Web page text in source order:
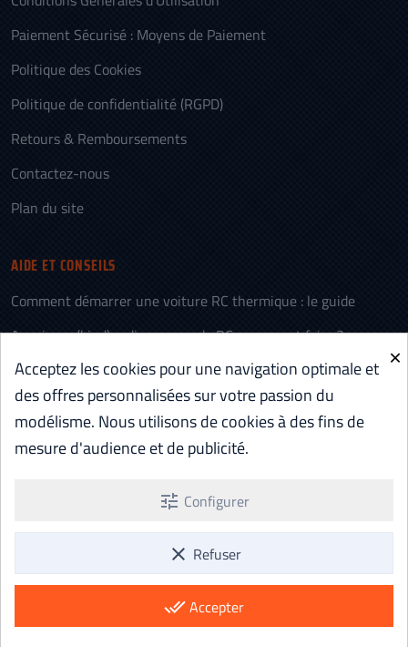
Paiement Sécurisé : Moyens de Paiement
Politique des Cookies
Politique de confidentialité (RGPD)
Retours & Remboursements
Contactez-nous
Plan du site
AIDE ET CONSEILS
Comment démarrer une voiture RC thermique : le guide
Appairage (bind) radiocommande RC : comment faire ?
L’histoire des voitures télécommandées (RC)
Voiture RC électrique ou thermique : comment choisir
Batterie RC LiPo vs NiMH : comparatif et quel choix
Voir tous les articles d'Aide et Conseils ...
Paiement sécurisé Stripe · Livraison gratuite
×
Acceptez les cookies pour une navigation optimale et
des offres personnalisées sur votre passion du
modélisme. Nous utilisons de cookies à des fins de
mesure d'audience et de publicité.
tune Configurer
clear Refuser
done_allAccepter